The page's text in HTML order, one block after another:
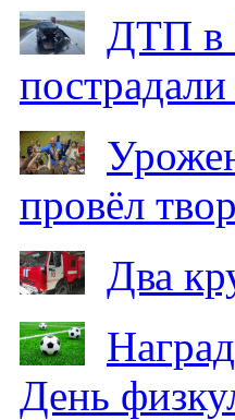
ДТП в
провёл
Два
День